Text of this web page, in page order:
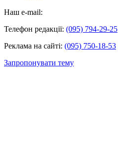
Наш e-mail:
Телефон редакції: (095) 794-29-25
Реклама на сайті: (095) 750-18-53
Запропонувати тему